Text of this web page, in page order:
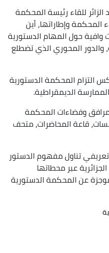
للقاء رئيسة المحكمة
وإطاراتها، أين
حول المهام الدستورية
المحوري الذي تضطلع
المحكمة الدستورية
الديمقراطية.
وفضاءات المحكمة
قاعة المحاضرات، متحف
تناول مفهوم الدستور
عبر محطاتها
عن المحكمة الدستورية